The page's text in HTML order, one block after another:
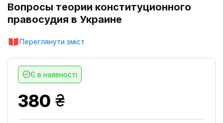
Вопросы теории конституционного
правосудия в Украине
Переглянути зміст
Є в наявності
380 грн.